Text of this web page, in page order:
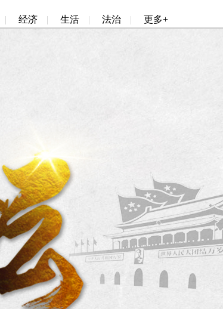
| 经济 | 生活 | 法治 | 更多+